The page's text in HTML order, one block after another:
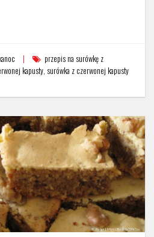
przepis na surówkę z
kapusty, surówka z czerwonej kapusty